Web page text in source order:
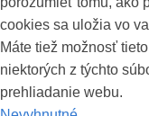
cookies sa uložia vo
Máte tiež možnosť
niektorých z týchto
prehliadanie webu.